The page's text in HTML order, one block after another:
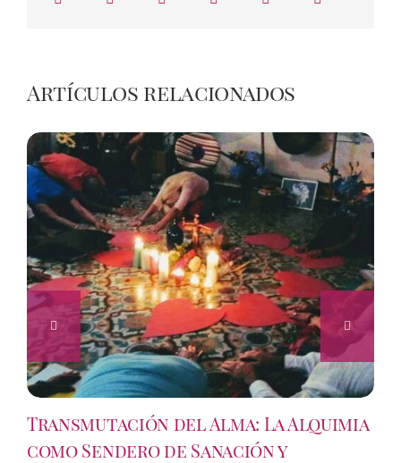
Artículos relacionados
Transmutación del Alma: La Alquimia
como Sendero de Sanación y